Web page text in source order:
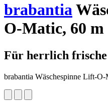
brabantia
O-Matic, 60 m
Für herrlich frische
brabantia Wäschespinne Lift-